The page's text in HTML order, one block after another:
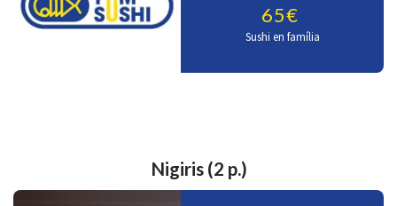
65€
Sushi en família
Nigiris (2 p.)